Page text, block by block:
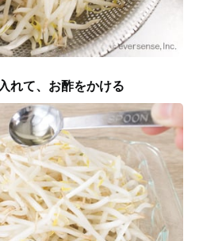
れて、お酢をかける